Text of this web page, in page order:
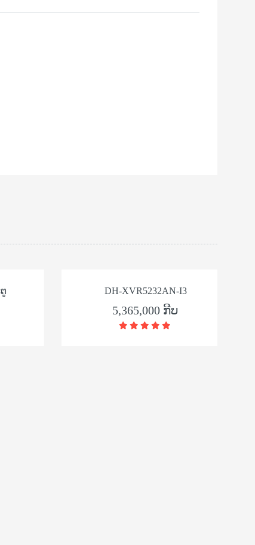
DH-XVR5232AN-I3
5,365,000 ກີບ